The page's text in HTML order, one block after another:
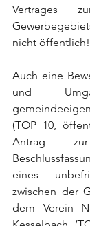
Vertrages
nicht
Auch eine
und
(TOP 10,
Antrag
eines
zwischen der
dem Verein